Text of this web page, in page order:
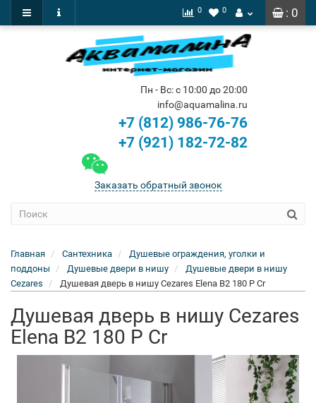
: 0
0 0
Пн - Вс: с 10:00 до 20:00
info@aquamalina.ru
+7 (812) 986-76-76
+7 (921) 182-72-82
Заказать обратный звонок
Главная Сантехника
Душевые ограждения, уголки и
поддоны
Душевые двери в нишу
Душевые двери в нишу
Cezares
Душевая дверь в нишу Cezares Elena B2 180 P Cr
Душевая дверь в нишу Cezares
Elena B2 180 P Cr